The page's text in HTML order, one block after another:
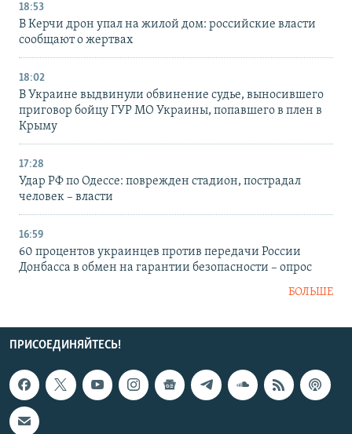
18:53
В Керчи дрон упал на жилой дом: российские власти
сообщают о жертвах
18:02
В Украине выдвинули обвинение судье, выносившего
приговор бойцу ГУР МО Украины, попавшего в плен в
Крыму
17:28
Удар РФ по Одессе: поврежден стадион, пострадал
человек – власти
16:59
60 процентов украинцев против передачи России
Донбасса в обмен на гарантии безопасности – опрос
БОЛЬШЕ
ПРИСОЕДИНЯЙТЕСЬ!